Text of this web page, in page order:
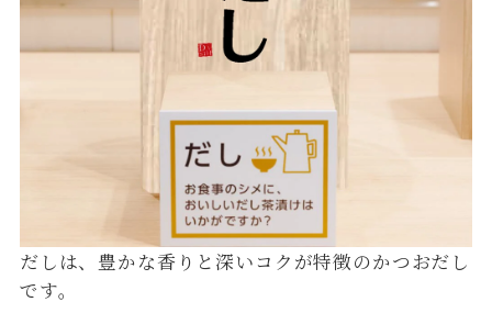
だしは、豊かな香りと深いコクが特徴のかつおだし
です。